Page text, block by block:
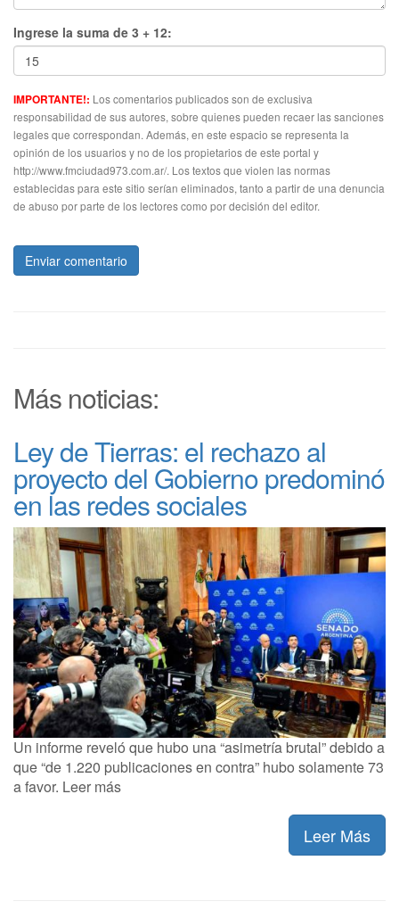
Ingrese la suma de 3 + 12:
IMPORTANTE!: Los comentarios publicados son de exclusiva
responsabilidad de sus autores, sobre quienes pueden recaer las sanciones
legales que correspondan. Además, en este espacio se representa la
opinión de los usuarios y no de los propietarios de este portal y
http://www.fmciudad973.com.ar/. Los textos que violen las normas
establecidas para este sitio serían eliminados, tanto a partir de una denuncia
de abuso por parte de los lectores como por decisión del editor.
Enviar comentario
Más noticias:
Ley de Tierras: el rechazo al
proyecto del Gobierno predominó
en las redes sociales
Un informe reveló que hubo una “asimetría brutal” debido a
que “de 1.220 publicaciones en contra” hubo solamente 73
a favor. Leer más
Leer Más